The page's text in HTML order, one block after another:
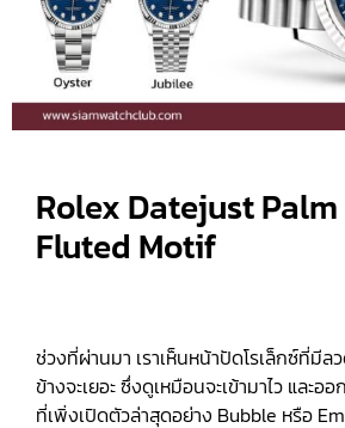
Rolex Datejust
Fluted Motif
ช่วงที่ผ่านมา เราเห็นหน้าปัดโรเล็กซ์ที่มีล
ข้างจะเยอะ ซึ่งดูเหมือนจะเข้ามาไว และอ
ที่เพิ่งเปิดตัวล่าสุดอย่าง Bubble หรือ